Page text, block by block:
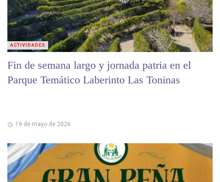
Fin de semana largo y jornada patria en el
Parque Temático Laberinto Las Toninas
19 de mayo de 2026
ACTIVIDADES